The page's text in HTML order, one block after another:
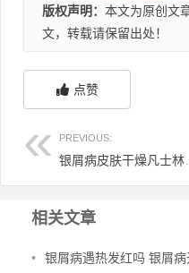
版权声明： 本文为原创文
文，转载请保留出处！
点赞
PREVIOUS:
相关文章
• 银屑病遇热发红吗 银屑